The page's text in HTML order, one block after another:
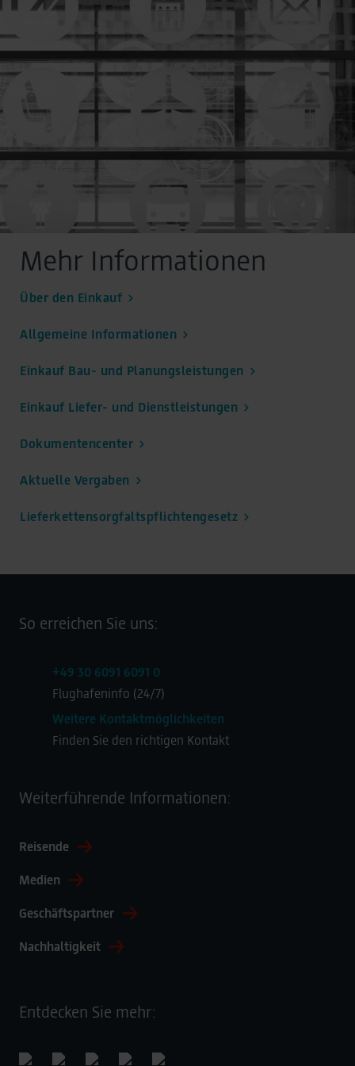
provided data (e.g. an email address) may be
pseudonymized using a hashing process before being
original data is not transmitted in plain text.
You can find detailed information under "Show details"
Legal Notice
Kontaktformular
Flughafen Berlin Brandenburg GmbH
Mehr Informationen
Über den Einkauf
Allgemeine Informationen
Einkauf Bau- und Planungsleistungen
Einkauf Liefer- und Dienstleistungen
Dokumentencenter
Aktuelle Vergaben
Lieferkettensorgfaltspflichtengesetz
So erreichen Sie uns:
+49 30 6091 6091 0
Flughafeninfo (24/7)
Weitere Kontaktmöglichkeiten
Finden Sie den richtigen Kontakt
Weiterführende Informationen:
Reisende
Medien
Geschäftspartner
Nachhaltigkeit
Entdecken Sie mehr: